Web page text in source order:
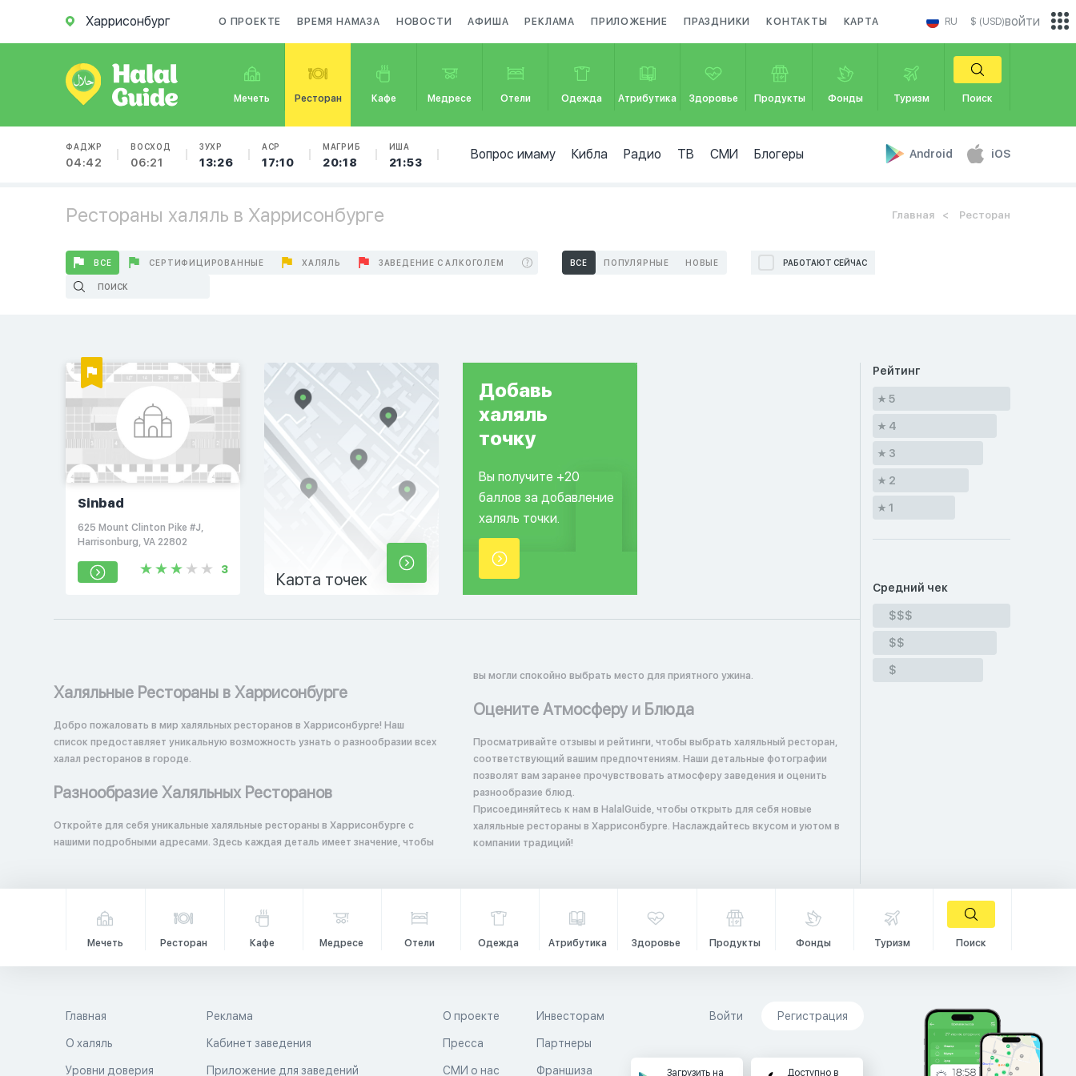
Харрисонбург О ПРОЕКТЕ ВРЕМЯ НАМАЗА НОВОСТИ АФИША РЕКЛАМА ПРИЛОЖЕНИЕ ПРАЗДНИКИ КОНТАКТЫ КАРТА RU $ (USD)
Мечеть Ресторан Кафе Медресе Отели Одежда Атрибутика Здоровье Продукты Фонды Туризм Поиск
ФАДЖР
04:42
ВОСХОД
06:21
ЗУХР
13:26
АСР
17:10
МАГРИБ
20:18
ИША
21:53
Вопрос имаму Кибла Радио ТВ СМИ Блогеры Android iOS
войти
Рестораны халяль в Харрисонбурге Главная Ресторан
ВСЕ СЕРТИФИЦИРОВАННЫЕ ХАЛЯЛЬ ЗАВЕДЕНИЕ С АЛКОГОЛЕМ ВСЕ ПОПУЛЯРНЫЕ НОВЫЕ РАБОТАЮТ СЕЙЧАС
Sinbad
625 Mount Clinton Pike #J,
Harrisonburg, VA 22802
3
Карта точек
Добавь
халяль
точку
Вы получите +20
баллов за добавление
халяль точки.
Халяльные Рестораны в Харрисонбурге
Добро пожаловать в мир халяльных ресторанов в Харрисонбурге! Наш
список предоставляет уникальную возможность узнать о разнообразии всех
халал ресторанов в городе.
Разнообразие Халяльных Ресторанов
Откройте для себя уникальные халяльные рестораны в Харрисонбурге с
нашими подробными адресами. Здесь каждая деталь имеет значение, чтобы
вы могли спокойно выбрать место для приятного ужина.
Оцените Атмосферу и Блюда
Просматривайте отзывы и рейтинги, чтобы выбрать халяльный ресторан,
соответствующий вашим предпочтениям. Наши детальные фотографии
позволят вам заранее прочувствовать атмосферу заведения и оценить
разнообразие блюд.
Присоединяйтесь к нам в HalalGuide, чтобы открыть для себя новые
халяльные рестораны в Харрисонбурге. Наслаждайтесь вкусом и уютом в
компании традиций!
Рейтинг
5
4
3
2
1
Средний чек
$$$
$$
$
Мечеть Ресторан Кафе Медресе Отели Одежда Атрибутика Здоровье Продукты Фонды Туризм Поиск
Главная
О халяль
Уровни доверия
Реклама
Кабинет заведения
Приложение для заведений
О проекте
Пресса
СМИ о нас
Инвесторам
Партнеры
Франшиза
Войти Регистрация
Загрузить на Доступно в